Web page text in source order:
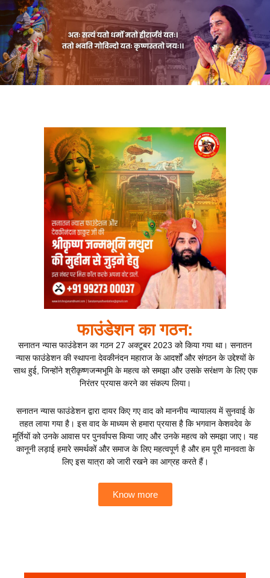
फाउंडेशन का गठन:
सनातन न्यास फाउंडेशन का गठन 27 अक्टूबर 2023 को किया गया था। सनातन
न्यास फाउंडेशन की स्थापना देवकीनंदन महाराज के आदर्शों और संगठन के उद्देश्यों के
साथ हुई, जिन्होंने श्रीकृष्णजन्मभूमि के महत्व को समझा और उसके सरंक्षण के लिए एक
निरंतर प्रयास करने का संकल्प लिया।
सनातन न्यास फाउंडेशन द्वारा दायर किए गए वाद को माननीय न्यायालय में सुनवाई के
तहत लाया गया है। इस वाद के माध्यम से हमारा प्रयास है कि भगवान केशवदेव के
मूर्तियों को उनके आवास पर पुनर्वापस किया जाए और उनके महत्व को समझा जाए। यह
कानूनी लड़ाई हमारे समर्थकों और समाज के लिए महत्वपूर्ण है और हम पूरी मानवता के
लिए इस यात्रा को जारी रखने का आग्रह करते हैं।
Know more